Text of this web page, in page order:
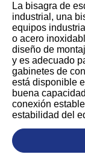
La bisagra de
industrial, una
equipos
o acero
diseño de
y es adecuado
gabinetes de
está disponible
buena
conexión
estabilidad del